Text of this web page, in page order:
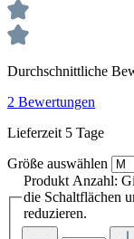
Durchschnittliche
2 Bewertungen
Lieferzeit 5 Tage
Größe auswählen
Produkt Anzahl:
die Schaltflächen
reduzieren.